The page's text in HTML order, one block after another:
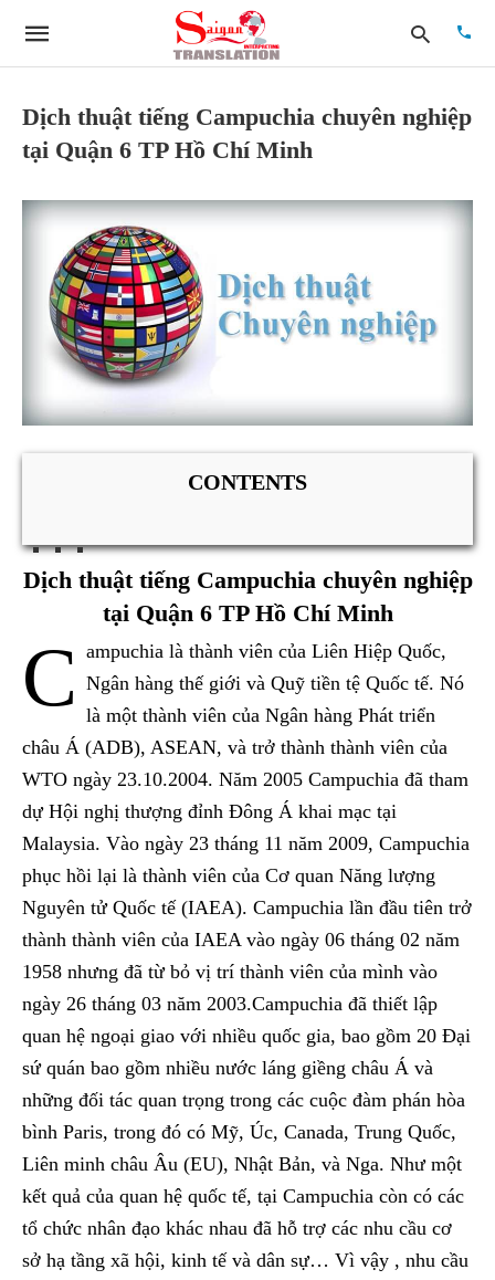
Dịch thuật tiếng Campuchia chuyên nghiệp
tại Quận 6 TP Hồ Chí Minh
CONTENTS
Dịch thuật tiếng Campuchia chuyên nghiệp
tại Quận 6 TP Hồ Chí Minh
C ampuchia là thành viên của Liên Hiệp Quốc,
Ngân hàng thế giới và Quỹ tiền tệ Quốc tế. Nó
là một thành viên của Ngân hàng Phát triển
châu Á (ADB), ASEAN, và trở thành thành viên của
WTO ngày 23.10.2004. Năm 2005 Campuchia đã tham
dự Hội nghị thượng đỉnh Đông Á khai mạc tại
Malaysia. Vào ngày 23 tháng 11 năm 2009, Campuchia
phục hồi lại là thành viên của Cơ quan Năng lượng
Nguyên tử Quốc tế (IAEA). Campuchia lần đầu tiên trở
thành thành viên của IAEA vào ngày 06 tháng 02 năm
1958 nhưng đã từ bỏ vị trí thành viên của mình vào
ngày 26 tháng 03 năm 2003.Campuchia đã thiết lập
quan hệ ngoại giao với nhiều quốc gia, bao gồm 20 Đại
sứ quán bao gồm nhiều nước láng giềng châu Á và
những đối tác quan trọng trong các cuộc đàm phán hòa
bình Paris, trong đó có Mỹ, Úc, Canada, Trung Quốc,
Liên minh châu Âu (EU), Nhật Bản, và Nga. Như một
kết quả của quan hệ quốc tế, tại Campuchia còn có các
tổ chức nhân đạo khác nhau đã hỗ trợ các nhu cầu cơ
sở hạ tầng xã hội, kinh tế và dân sự… Vì vậy , nhu cầu